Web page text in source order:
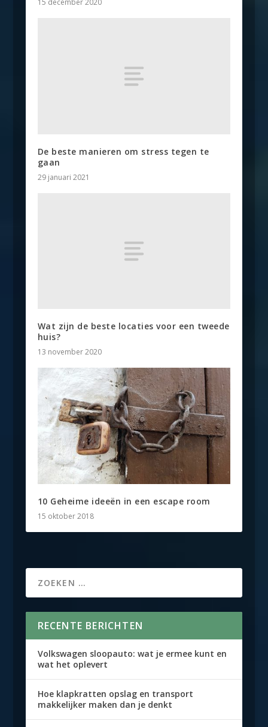
15 december 2020
De beste manieren om stress tegen te
gaan
29 januari 2021
Wat zijn de beste locaties voor een tweede
huis?
13 november 2020
10 Geheime ideeën in een escape room
15 oktober 2018
RECENTE BERICHTEN
Volkswagen sloopauto: wat je ermee kunt en
wat het oplevert
Hoe klapkratten opslag en transport
makkelijker maken dan je denkt